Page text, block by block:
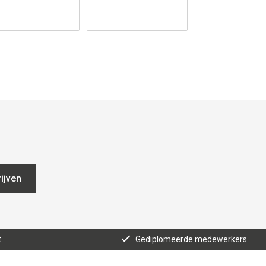
Gediplomeerde medewerkers